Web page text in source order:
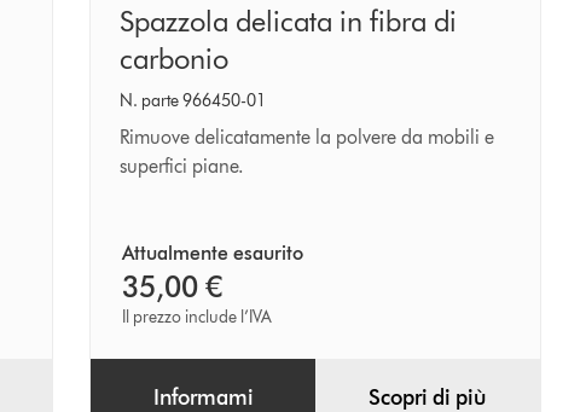
Spazzola
delicata
in
fibra
di
Spazzola delicata in fibra di
carbonio
N. parte 966450-01
Rimuove delicatamente la polvere da mobili e
superfici piane.
Attualmente esaurito
35,00 €
Il prezzo include l’IVA
Informami Scopri di più